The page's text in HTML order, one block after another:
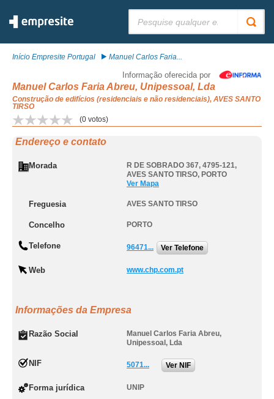
Início Empresite Portugal Manuel Carlos Faria...
Informação oferecida por
Manuel Carlos Faria Abreu, Unipessoal, Lda
Construção de edifícios (residenciais e não residenciais), AVES SANTO
TIRSO
(0 votos)
Endereço e contato
Morada R DE SOBRADO 367, 4795-121,
AVES SANTO TIRSO, PORTO
Ver Mapa
Freguesia AVES SANTO TIRSO
Concelho PORTO
Telefone 96471... Ver Telefone
Web www.chp.com.pt
Informações da Empresa
Razão Social
Manuel Carlos Faria Abreu,
Unipessoal, Lda
NIF 5071... Ver NIF
Forma jurídica UNIP